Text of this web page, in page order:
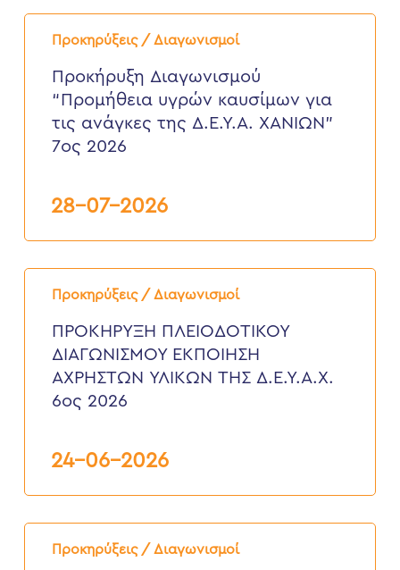
Προκηρύξεις / Διαγωνισμοί
Προκήρυξη
Διαγωνισμού
υγρών
καυσίμων
ανάγκες
2026
Προκήρυξη Διαγωνισμού
“Προμήθεια υγρών καυσίμων για
τις ανάγκες της Δ.Ε.Υ.Α. ΧΑΝΙΩΝ”
7ος 2026
28-07-2026
Προκηρύξεις / Διαγωνισμοί
ΠΡΟΚΗΡΥΞΗ
ΠΛΕΙΟΔΟΤΙΚΟΥ
ΕΚΠΟΙΗΣΗ
ΑΧΡΗΣΤΩΝ
ΥΛΙΚΩΝ
Δ.Ε.Υ.Α.Χ.
ΠΡΟΚΗΡΥΞΗ ΠΛΕΙΟΔΟΤΙΚΟΥ
ΔΙΑΓΩΝΙΣΜΟΥ ΕΚΠΟΙΗΣΗ
ΑΧΡΗΣΤΩΝ ΥΛΙΚΩΝ ΤΗΣ Δ.Ε.Υ.Α.Χ.
6ος 2026
24-06-2026
Προκηρύξεις / Διαγωνισμοί
Προκήρυξη
Διαγωνισμού